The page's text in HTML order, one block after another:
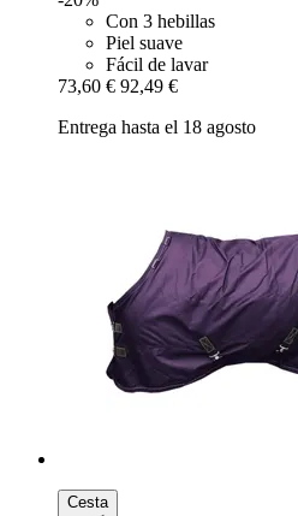
Con 3 hebillas
Piel suave
Fácil de lavar
73,60 € 92,49 €
Entrega hasta el 18 agosto
Cesta